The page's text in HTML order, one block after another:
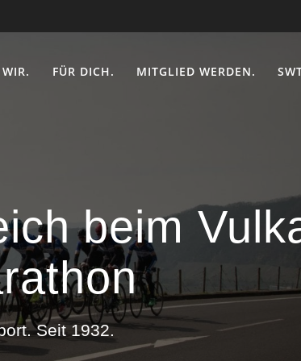
WIR. FÜR DICH. MITGLIED WERDEN.
beim
Seit 1932.